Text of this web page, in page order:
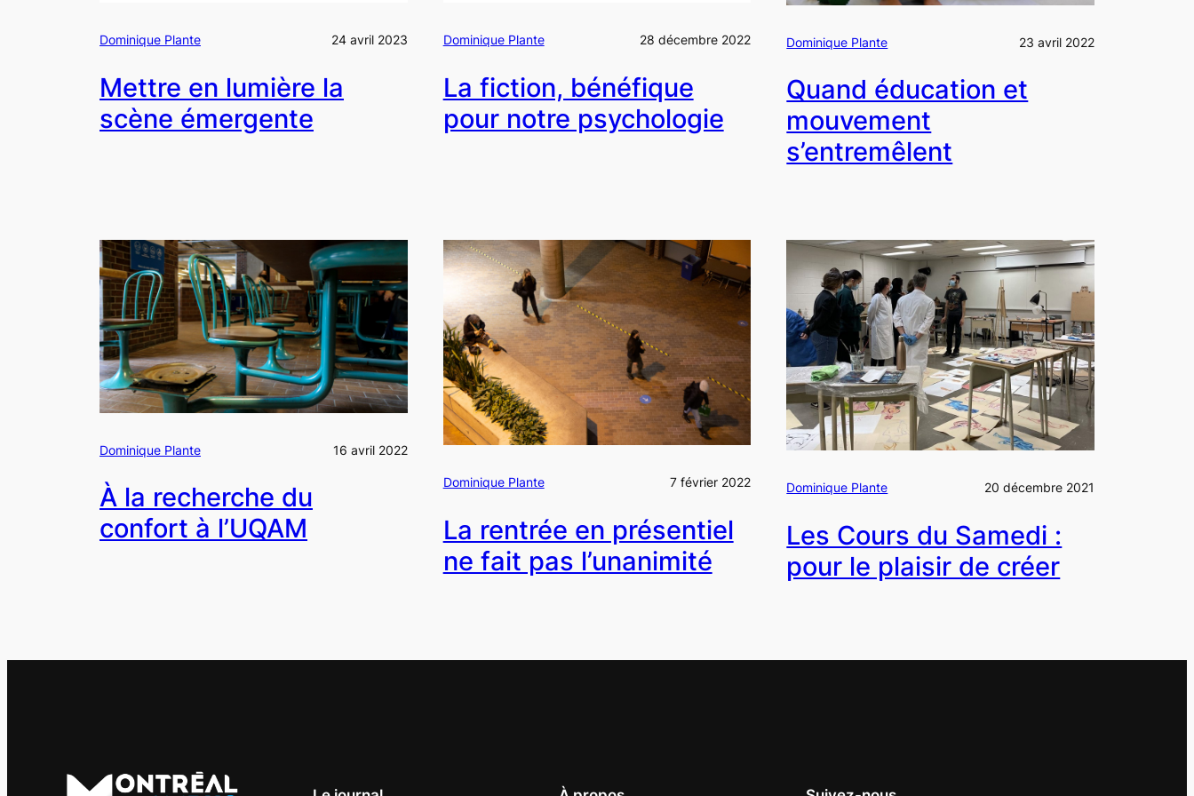
Dominique Plante 24 avril 2023
Mettre en lumière la
scène émergente
Dominique Plante 28 décembre 2022
La fiction, bénéfique
pour notre psychologie
Dominique Plante 23 avril 2022
Quand éducation et
mouvement
s’entremêlent
Dominique Plante 16 avril 2022
À la recherche du
confort à l’UQAM
Dominique Plante 7 février 2022
La rentrée en présentiel
ne fait pas l’unanimité
Dominique Plante 20 décembre 2021
Les Cours du Samedi :
pour le plaisir de créer